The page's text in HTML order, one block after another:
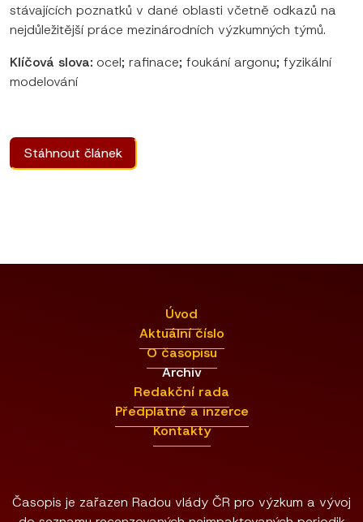
stávajících poznatků v dané oblasti včetně odkazů na
nejdůležitější práce mezinárodních výzkumných týmů.
Klíčová slova: ocel; rafinace; foukání argonu; fyzikální
modelování
Stáhnout článek
Úvod
Aktuální číslo
O časopisu
Archiv
Redakční rada
Předplatné a inzerce
Kontakty
Časopis je zařazen Radou vlády ČR pro výzkum a vývoj